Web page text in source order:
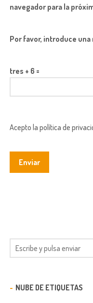
navegador para la
Por favor, introduce
tres + 6 =
Acepto la política de
NUBE DE ETIQUETAS